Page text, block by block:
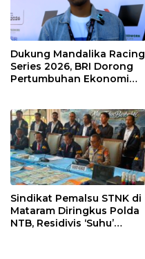
Dukung Mandalika Racing
Series 2026, BRI Dorong
Pertumbuhan Ekonomi
Sindikat Pemalsu STNK di
Mataram Diringkus Polda
NTB, Residivis ‘Suhu’